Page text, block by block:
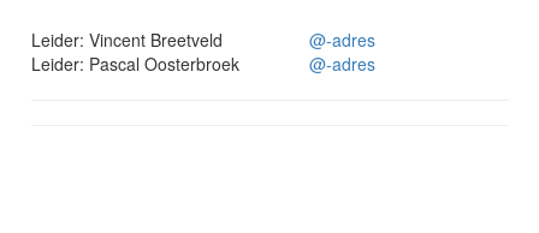
Leider: Vincent Breetveld
@-adres
Leider: Pascal Oosterbroek
@-adres